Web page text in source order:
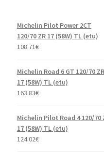
Michelin Pilot Power 2CT
120/70 ZR 17 (58W) TL (etu)
108.71€
Michelin Road 6 GT 120/70 ZR
17 (58W) TL (etu)
163.83€
Michelin Pilot Road 4 120/70
17 (58W) TL (etu)
124.02€